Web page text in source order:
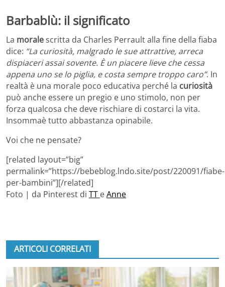
Barbablù: il significato
La moralescritta da Charles Perrault alla fine della fiaba
dice: “La curiosità, malgrado le sue attrattive, arreca
dispiaceri assai sovente. È un piacere lieve che cessa
appena uno se lo piglia, e costa sempre troppo caro”. In
realtà è una morale poco educativa perché la curiosità
può anche essere un pregio e uno stimolo, non per
forza qualcosa che deve rischiare di costarci la vita.
Insommaè tutto abbastanza opinabile.
Voi che ne pensate?
[related layout=”big”
permalink=”https://bebeblog.lndo.site/post/220091/fiabe-
per-bambini”][/related]
Foto | da Pinterest di TT eAnne
ARTICOLI CORRELATI